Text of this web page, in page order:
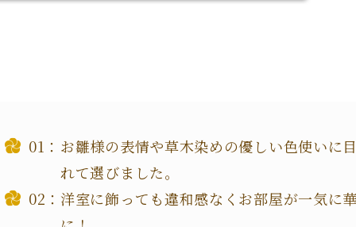
お雛様の表情や草木染めの優しい色使いに
れて選びました。
洋室に飾っても違和感なくお部屋が一気に